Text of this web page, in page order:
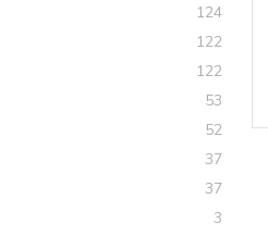
124toodet
122toodet
122toodet
53
52toodet
37toodet
37toodet
3